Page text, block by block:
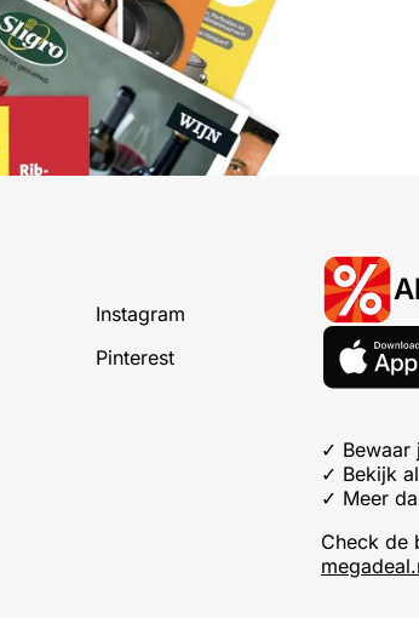
Instagram
Pinterest
✓ Bewaar
✓ Bekijk
✓ Meer
Check de